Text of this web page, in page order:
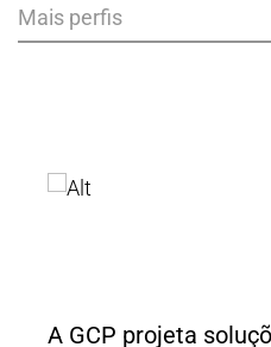
Mais perfis
A GCP projeta